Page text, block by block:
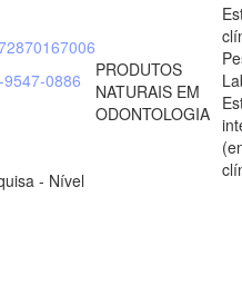
0886
- Nível
PRODUTOS
NATURAIS EM
ODONTOLOGIA